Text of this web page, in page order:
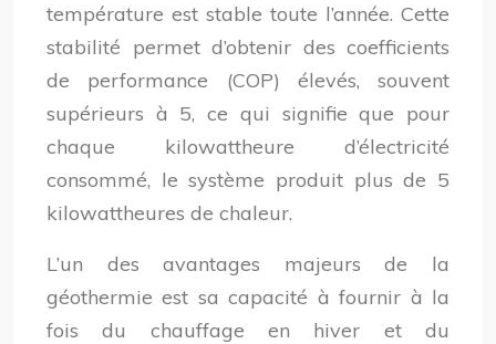
température est stable toute l’année. Cette
stabilité permet d’obtenir des coefficients
de performance (COP) élevés, souvent
supérieurs à 5, ce qui signifie que pour
chaque kilowattheure d’électricité
consommé, le système produit plus de 5
kilowattheures de chaleur.
L’un des avantages majeurs de la
géothermie est sa capacité à fournir à la
fois du chauffage en hiver et du